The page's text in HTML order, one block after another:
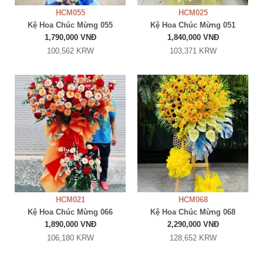
HCM055
Kệ Hoa Chúc Mừng 055
1,790,000 VNĐ
100,562 KRW
HCM025
Kệ Hoa Chúc Mừng 051
1,840,000 VNĐ
103,371 KRW
HCM021
Kệ Hoa Chúc Mừng 066
1,890,000 VNĐ
106,180 KRW
HCM068
Kệ Hoa Chúc Mừng 068
2,290,000 VNĐ
128,652 KRW